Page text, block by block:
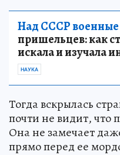
Над СССР военные
пришельцев: как
искала и изучала
НАУКА
Тогда вскрылась
почти не видит, что
Она не замечает
прямо перед ее